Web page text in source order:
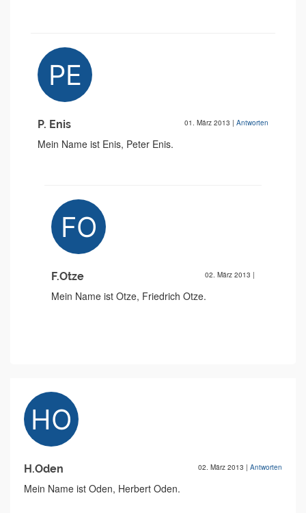
P. Enis 01. März 2013 | Antworten
Mein Name ist Enis, Peter Enis.
F.Otze 02. März 2013 |
Mein Name ist Otze, Friedrich Otze.
H.Oden 02. März 2013 | Antworten
Mein Name ist Oden, Herbert Oden.